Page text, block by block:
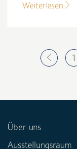
Weiterlesen
1
Über uns
Ausstellungsraum